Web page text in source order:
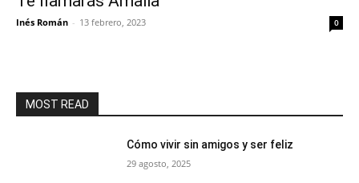
Inés Román - 13 febrero, 2023 0
MOST READ
Cómo vivir sin amigos y ser feliz
29 agosto, 2025